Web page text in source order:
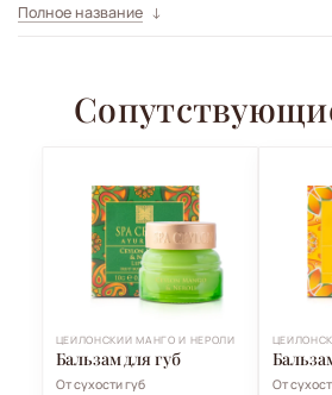
Полное название
ЦЕЙЛОНСКИЙ МАНГО И НЕРОЛИ
Бальзам для губ
От сухости губ От